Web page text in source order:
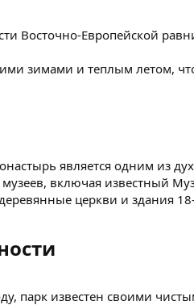
Восточно-Европейской
зимами и теплым летом,
является одним из
включая известный
церкви и здания
парк известен своими